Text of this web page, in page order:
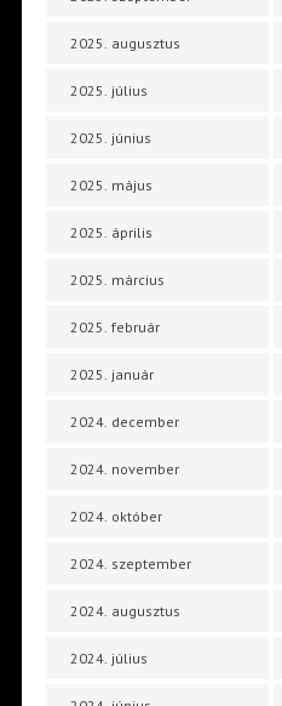
2025. augusztus
2025. július
2025. június
2025. május
2025. április
2025. március
2025. február
2025. január
2024. december
2024. november
2024. október
2024. szeptember
2024. augusztus
2024. július